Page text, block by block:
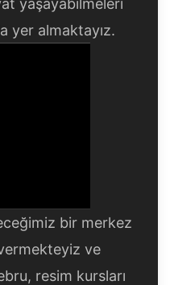
yer almaktayız.
bir merkez
ve
resim kursları